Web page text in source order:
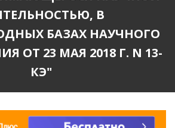
В
БАЗАХ НАУЧНОГО
ОТ 23 МАЯ 2018 Г. N 13-
КЭ"